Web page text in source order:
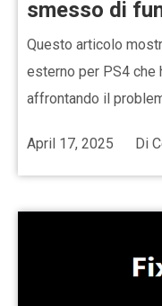
smesso di
Questo articolo
esterno per PS4 che
affrontando il
April 17, 2025 Di